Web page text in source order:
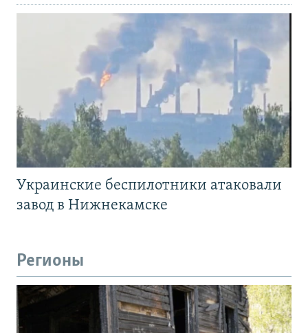
Украинские беспилотники атаковали
завод в Нижнекамске
Регионы